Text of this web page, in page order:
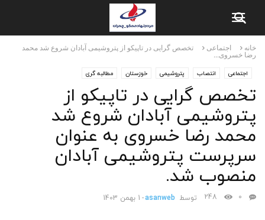
خانه اجتماعی
تخصص گرایی در تاپیکو از پتروشیمی آبادان شروع شد محمد
رضا خسروی...
اجتماعی انتصاب پتروشیمی خوزستان مطالبه گری
تخصص گرایی در تاپیکو از
پتروشیمی آبادان شروع شد
محمد رضا خسروی به عنوان
سرپرست پتروشیمی آبادان
منصوب شد.
توسط asanweb
- 1 بهمن 1403 0
248